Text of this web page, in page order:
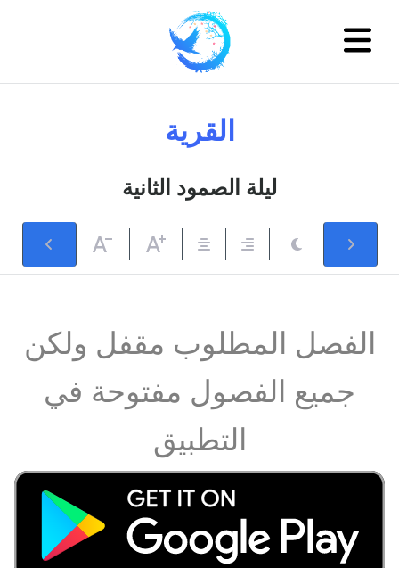
القرية
ليلة الصمود الثانية
الفصل المطلوب مقفل ولكن
جميع الفصول مفتوحة في
التطبيق